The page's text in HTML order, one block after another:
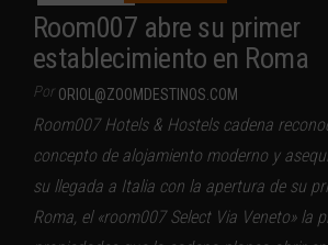
Room007 abre su primer
establecimiento en Roma
Por ORIOL@ZOOMDESTINOS.COM
Room007 Hotels & Hostels cadena
concepto de alojamiento moderno y
su llegada a Italia con la apertura de su
Roma, el «room007 Select Via Veneto» la